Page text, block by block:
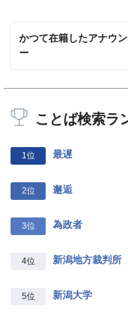
かつて在籍したアナウ
ー
ことば検索ラ
1位 最遅
2位 邂逅
3位 為政者
4位 新潟地方裁判所
5位 新潟大学